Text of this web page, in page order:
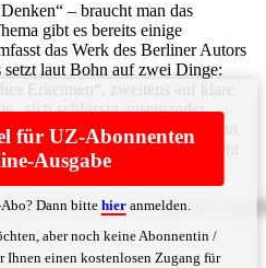
– braucht man das
gibt es bereits einige
das Werk des Berliner Autors
laut Bohn auf zwei Dinge:
Erkennen“, zweitens auf klare
„sich schlüssig auseinander
hierbei ein gutes Stichwort. Denn
derart schlüssig und stringent
für UZ-Abonnenten
Ausgabe
Dann bitte hieranmelden.
aber noch keine Abonnentin /
einen kostenlosen Zugang für